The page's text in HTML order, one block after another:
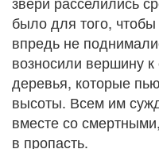
было для того,
впредь не
возносили вершину
деревья, которые
высоты. Всем им
вместе со
в пропасть.